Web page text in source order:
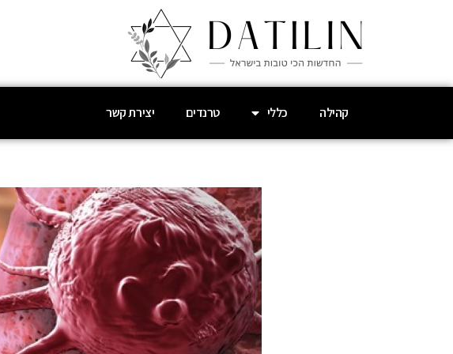
קהילה כללי טרנדים יצירת קשר